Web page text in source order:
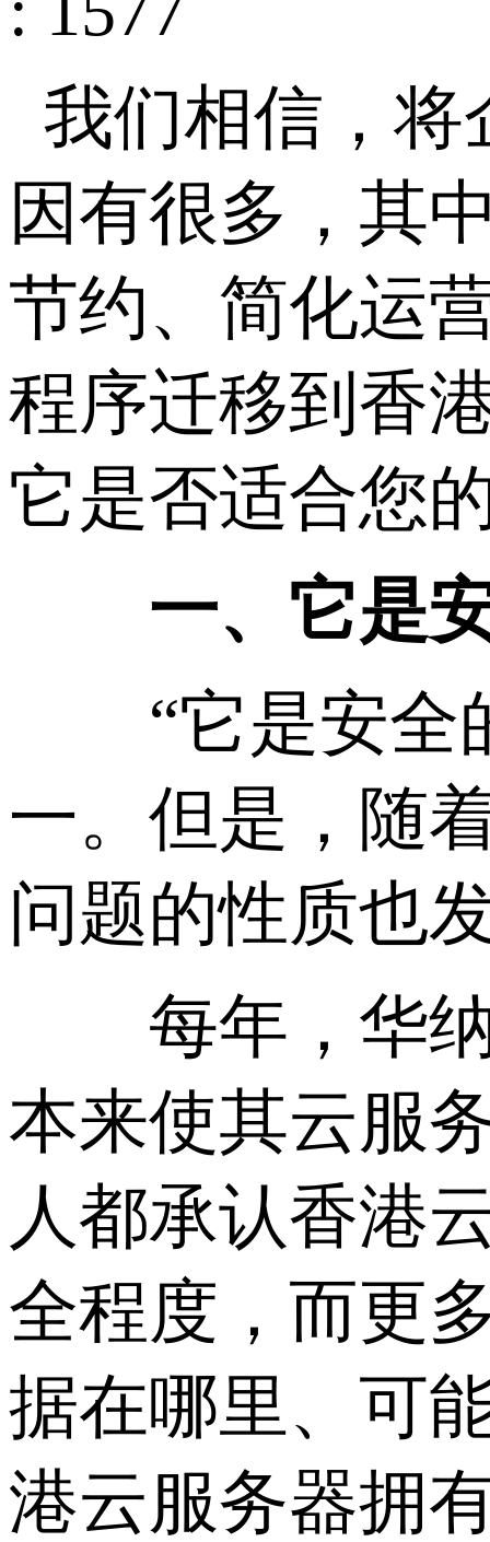
我们相信，将
因有很多，其
节约、简化运
程序迁移到香
它是否适合您
一、它是安
“它是安全
一。但是，随
问题的性质也
每年，华纳
本来使其云服
人都承认香港
全程度，而更
据在哪里、可
港云服务器拥